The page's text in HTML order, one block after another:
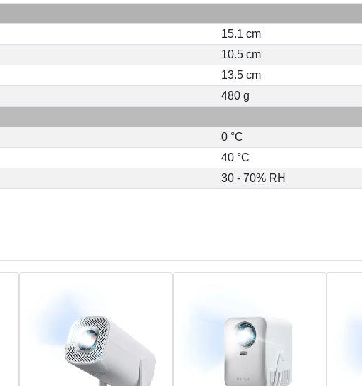
15.1 cm
10.5 cm
13.5 cm
480 g
0 °C
40 °C
30 - 70% RH